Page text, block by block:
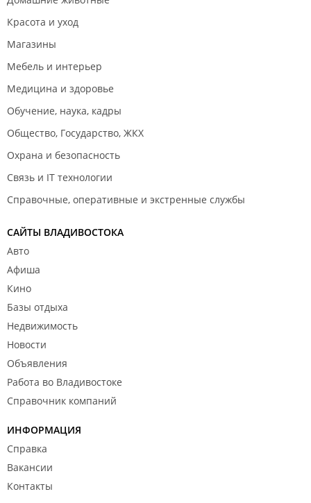
Красота и уход
Магазины
Мебель и интерьер
Медицина и здоровье
Обучение, наука, кадры
Общество, Государство, ЖКХ
Охрана и безопасность
Связь и IT технологии
Справочные, оперативные и экстренные службы
САЙТЫ ВЛАДИВОСТОКА
Авто
Афиша
Кино
Базы отдыха
Недвижимость
Новости
Объявления
Работа во Владивостоке
Справочник компаний
ИНФОРМАЦИЯ
Справка
Вакансии
Контакты